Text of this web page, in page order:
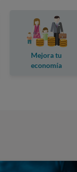
Mejora tu
economía